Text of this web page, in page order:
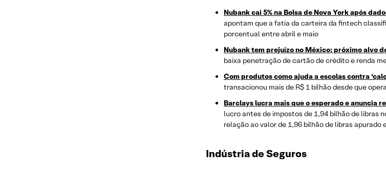
Nubank cai 5% na Bolsa de Nova York após
apontam que a fatia da carteira da fintech
porcentual entre abril e maio
Nubank tem prejuízo no México; próximo alvo
baixa penetração de cartão de crédito e renda
Com produtos como ajuda a escolas contra
transacionou mais de R$ 1 bilhão desde que
Barclays lucra mais que o esperado e anuncia
lucro antes de impostos de 1,94 bilhão de libras
relação ao valor de 1,96 bilhão de libras apurado
Indústria de Seguros